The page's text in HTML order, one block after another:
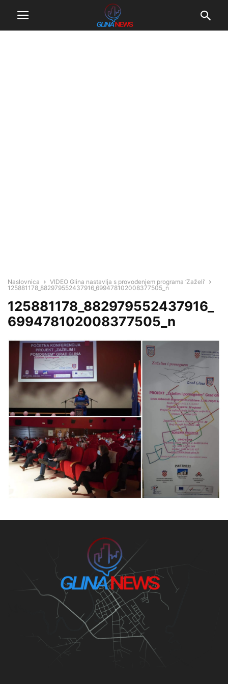
Naslovnica
VIDEO Glina nastavlja s provođenjem programa ‘Zaželi’
125881178_882979552437916_699478102008377505_n
125881178_882979552437916_
699478102008377505_n